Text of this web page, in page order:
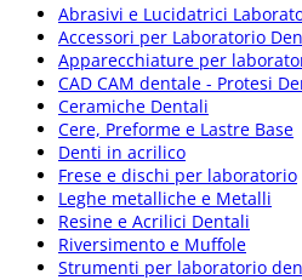
Abrasivi e Lucidatrici
Accessori per Laboratorio
Apparecchiature per
CAD CAM dentale - Protesi
Ceramiche Dentali
Cere, Preforme e Lastre Base
Denti in acrilico
Frese e dischi per laboratorio
Leghe metalliche e Metalli
Resine e Acrilici Dentali
Riversimento e Muffole
Strumenti per laboratorio